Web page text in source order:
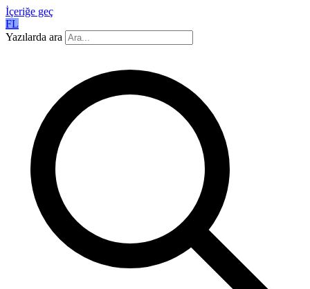
İçeriğe geç
FL
Yazılarda ara